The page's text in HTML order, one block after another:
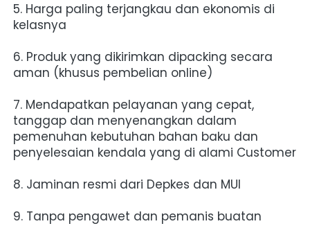
5. Harga paling terjangkau dan ekonomis di
kelasnya
6. Produk yang dikirimkan dipacking secara
aman (khusus pembelian online)
7. Mendapatkan pelayanan yang cepat,
tanggap dan menyenangkan dalam
pemenuhan kebutuhan bahan baku dan
penyelesaian kendala yang di alami Customer
8. Jaminan resmi dari Depkes dan MUI
9. Tanpa pengawet dan pemanis buatan